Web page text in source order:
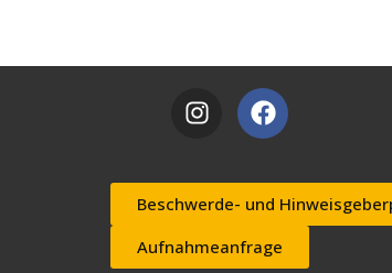
Beschwerde- und
Aufnahmeanfrage